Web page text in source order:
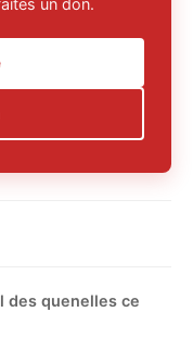
des quenelles ce